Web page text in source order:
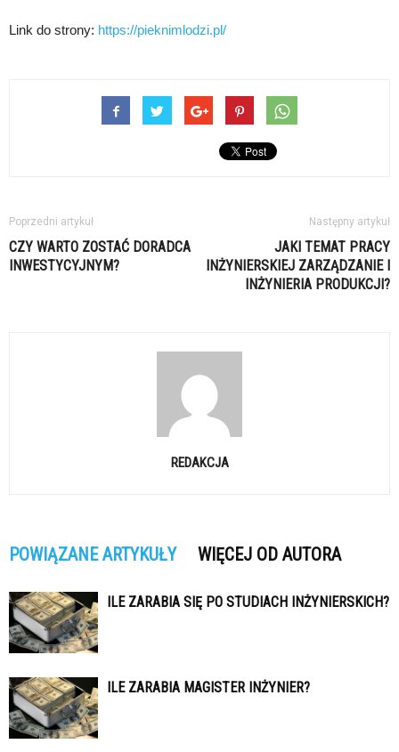
Link do strony: https://pieknimlodzi.pl/
Poprzedni artykuł
CZY WARTO ZOSTAĆ DORADCA
INWESTYCYJNYM?
Następny artykuł
JAKI TEMAT PRACY
INŻYNIERSKIEJ ZARZĄDZANIE I
INŻYNIERIA PRODUKCJI?
REDAKCJA
POWIĄZANE ARTYKUŁY WIĘCEJ OD AUTORA
ILE ZARABIA SIĘ PO STUDIACH INŻYNIERSKICH?
ILE ZARABIA MAGISTER INŻYNIER?